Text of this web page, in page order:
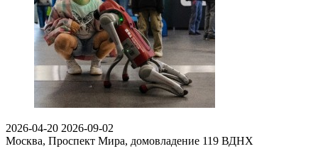
2026-04-20 2026-09-02
Москва, Проспект Мира, домовладение 119 ВДНХ